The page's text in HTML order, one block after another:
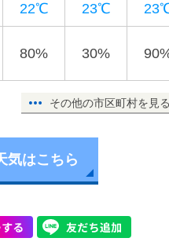
22℃
23℃
80% 30%
その他の市区町村を見る
気はこちら